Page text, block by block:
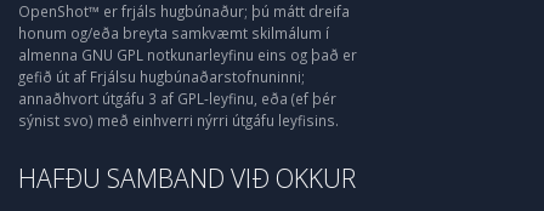
OpenShot™ er frjáls hugbúnaður; þú mátt dreifa
honum og/eða breyta samkvæmt skilmálum í
almenna GNU GPL notkunarleyfinu eins og það er
gefið út af Frjálsu hugbúnaðarstofnuninni;
annaðhvort útgáfu 3 af GPL-leyfinu, eða (ef þér
sýnist svo) með einhverri nýrri útgáfu leyfisins.
HAFÐU SAMBAND VIÐ OKKUR